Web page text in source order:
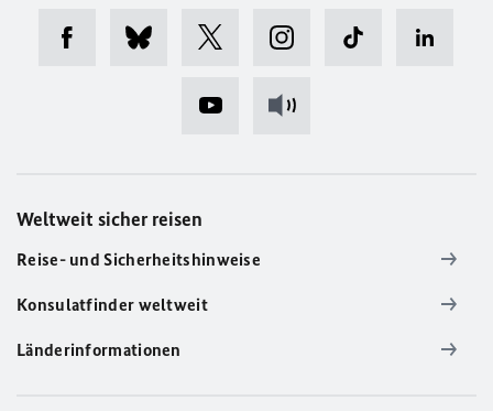
Weltweit sicher reisen
Reise- und Sicherheitshinweise
Konsulatfinder weltweit
Länderinformationen